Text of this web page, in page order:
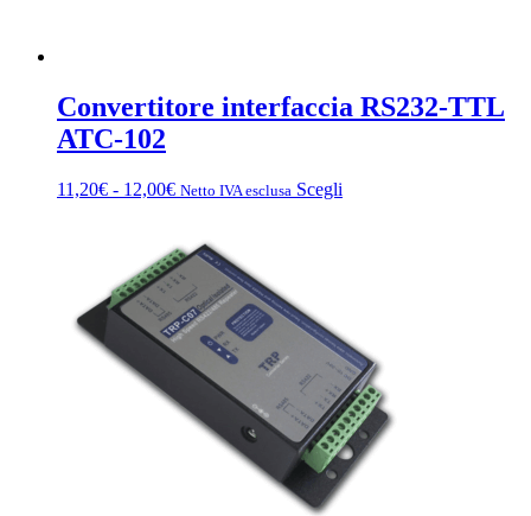
Convertitore interfaccia RS232-TTL
ATC-102
11,20€ - 12,00€Fascia
da
11,20€
a
12,00€
Netto IVA esclusa Scegli
possono
essere
scelte
nella
pagina
del
prodotto